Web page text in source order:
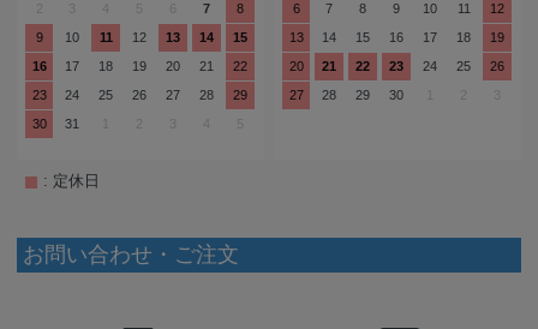
3 4 5 7
8
9
10 11 12 13 14
15
16
17 18 19 20 21
22
23
24 25 26 27 28
29
30
31 3 4 5
6
7 8 9 10 11
12
13
14 15 16 17 18
19
20
21 22 23 24 25
26
27
28 29 30 3
: 定休日
お問い合わせ・ご注文